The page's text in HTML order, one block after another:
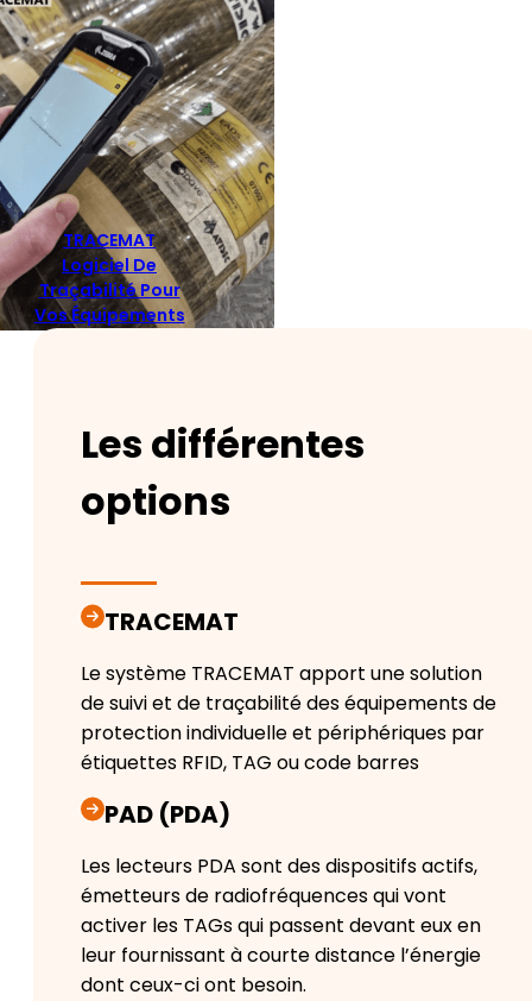
TRACEMAT
Logiciel De
Traçabilité Pour
Vos Équipements
Les différentes
options
TRACEMAT
Le système TRACEMAT apport une solution
de suivi et de traçabilité des équipements de
protection individuelle et périphériques par
étiquettes RFID, TAG ou code barres
PAD (PDA)
Les lecteurs PDA sont des dispositifs actifs,
émetteurs de radiofréquences qui vont
activer les TAGs qui passent devant eux en
leur fournissant à courte distance l’énergie
dont ceux-ci ont besoin.